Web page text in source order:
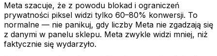
Meta szacuje, że z powodu blokad i ograniczeń
prywatności piksel widzi tylko 60–80% konwersji. To
normalne — nie panikuj, gdy liczby Meta nie zgadzają się
z danymi w panelu sklepu. Meta zwykle widzi mniej, niż
faktycznie się wydarzyło.